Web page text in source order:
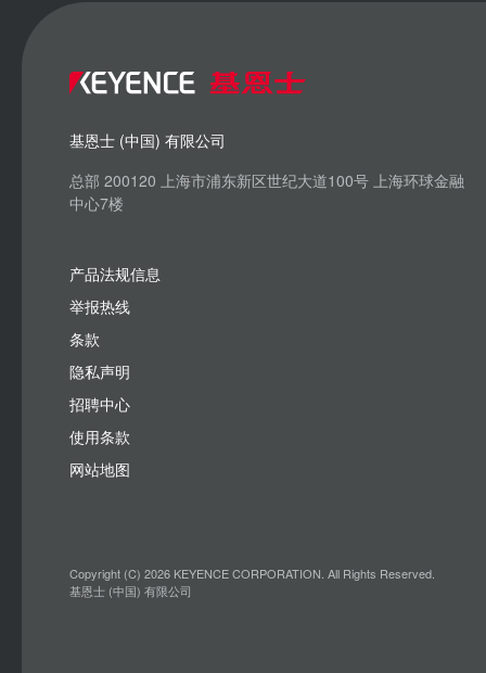
基恩士 (中国) 有限公司
总部 200120 上海市浦东新区世纪大道100号 上海环球金融
中心7楼
产品法规信息
举报热线
条款
隐私声明
招聘中心
使用条款
网站地图
Copyright (C) 2026 KEYENCE CORPORATION. All Rights Reserved.
基恩士 (中国) 有限公司